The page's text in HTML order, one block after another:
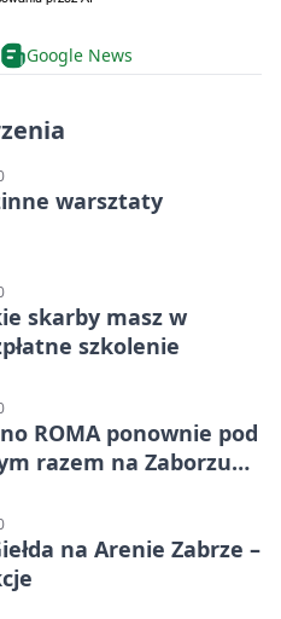
Google News
warsztaty
skarby masz w
szkolenie
ROMA ponownie pod
razem na Zaborzu
na Arenie Zabrze –